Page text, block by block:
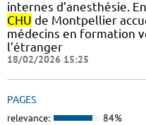
internes d’anesthésie.
CHU de Montpellier
médecins en formation
l’étranger
18/02/2026 15:25
PAGES
relevance: 84%